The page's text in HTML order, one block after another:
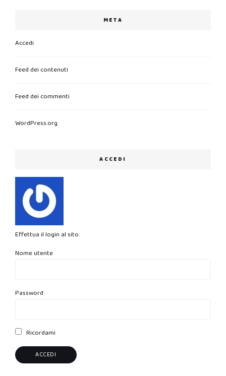
META
Accedi
Feed dei contenuti
Feed dei commenti
WordPress.org
ACCEDI
Effettua il login al sito.
Nome utente
Password
Ricordami